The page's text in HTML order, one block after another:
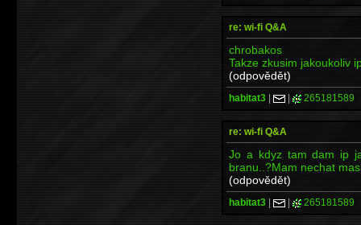
re: wi-fi Q&A
chrobakos
Takze zkusim jakoukoliv
(odpovědět)
habitat3 | | 265181589
re: wi-fi Q&A
Jo a kdyz tam dam ip
branu..?Mam nechat
(odpovědět)
habitat3 | | 265181589